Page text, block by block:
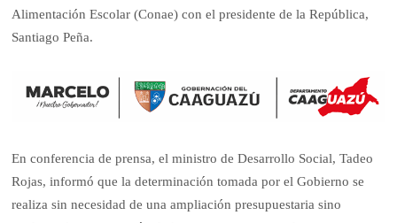
Alimentación Escolar (Conae) con el presidente de la República,
Santiago Peña.
En conferencia de prensa, el ministro de Desarrollo Social, Tadeo
Rojas, informó que la determinación tomada por el Gobierno se
realiza sin necesidad de una ampliación presupuestaria sino